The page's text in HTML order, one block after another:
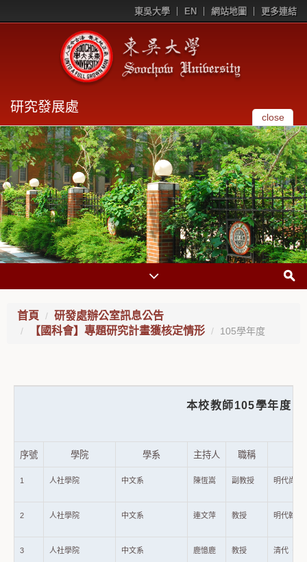
東吳大學 EN 網站地圖 更多連結
研究發展處
close
首頁
研發處辦公室訊息公告
【國科會】專題研究計畫獲核定情形
105學年度
本校教師105學年度【科技部】專
序號 學院 學系 主持人 職稱
1 人社學院 中文系 陳恆嵩 副教授 明代尚書
2 人社學院 中文系 連文萍 教授 明代翰林
3 人社學院 中文系 鹿憶鹿 教授 清代《山